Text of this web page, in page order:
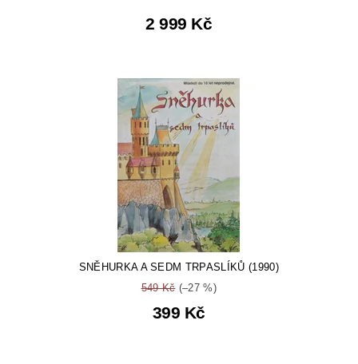
2 999 Kč
SNĚHURKA A SEDM TRPASLÍKŮ (1990)
549 Kč(–27 %)
399 Kč